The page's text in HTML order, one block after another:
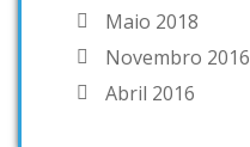
Maio 2018
Novembro 2016
Abril 2016